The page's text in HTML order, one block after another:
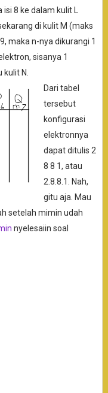
8 ke dalam kulit L
di kulit M (maks
maka n-nya dikurangi 1
sisanya 1
N.
Dari tabel
tersebut
konfigurasi
elektronnya
dapat ditulis 2
8 8 1, atau
2.8.8.1. Nah,
gitu aja. Mau
setelah mimin udah
nyelesaiin soal